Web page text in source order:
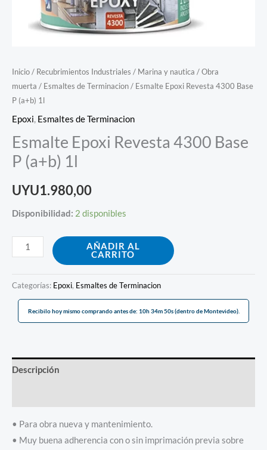
Inicio/ Recubrimientos Industriales / Marina y nautica /Obra
muerta / Esmaltes de Terminacion/ Esmalte Epoxi Revesta 4300 Base
P (a+b) 1l
Epoxi, Esmaltes de Terminacion
Esmalte Epoxi Revesta 4300 Base
P (a+b) 1l
UYU1.980,00
Disponibilidad: 2 disponibles
AÑADIR AL
CARRITO
Categorías: Epoxi, Esmaltes de Terminacion
Recibilo hoy mismo comprando antes de: 10h 34m 50s (dentro de Montevideo).
Descripción
• Para obra nueva y mantenimiento.
• Muy buena adherencia con o sin imprimación previa sobre